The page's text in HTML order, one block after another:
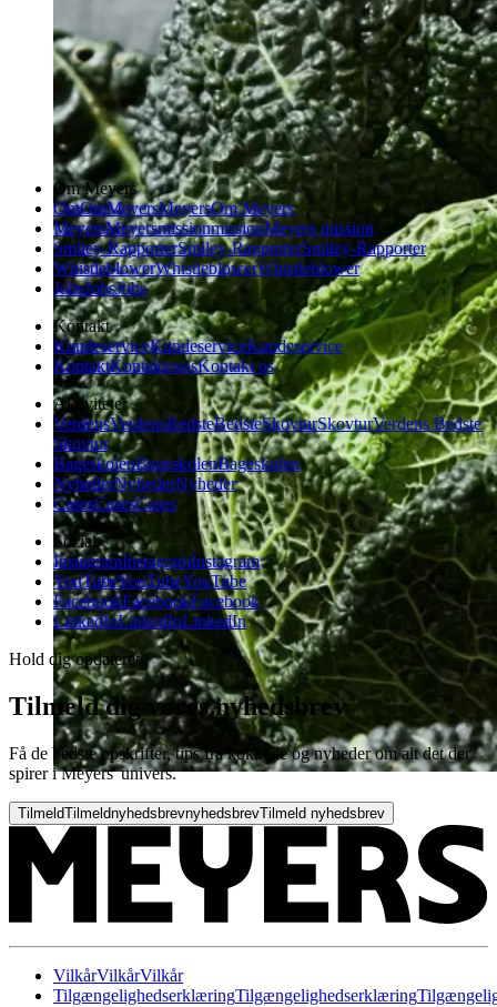
Om Meyers
OmOmMeyersMeyersOm Meyers
MeyersMeyersmissionmissionMeyers mission
Smiley-RapporterSmiley-RapporterSmiley-Rapporter
WhistleblowerWhistleblowerWhistleblower
JobsJobsJobs
Kontakt
KundeserviceKundeserviceKundeservice
KontaktKontaktososKontakt os
Aktiviteter
VerdensVerdensBedsteBedsteSkovturSkovturVerdens Bedste
Skovtur
BageskolenBageskolenBageskolen
NyhederNyhederNyheder
CasesCasesCases
Social
InstagramInstagramInstagram
YouTubeYouTubeYouTube
FacebookFacebookFacebook
LinkedInLinkedInLinkedIn
Hold dig opdateret
Tilmeld dig vores nyhedsbrev
Få de bedste opskrifter, tips fra kokkene og nyheder om alt det der
spirer i Meyers' univers.
TilmeldTilmeldnyhedsbrevnyhedsbrevTilmeld nyhedsbrev
VilkårVilkårVilkår
TilgængelighedserklæringTilgængelighedserklæring